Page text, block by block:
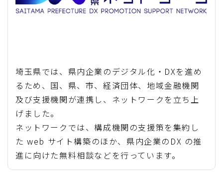
埼玉県では、県内企業のデジタル化・DXを進め
るため、国、県、市、経済団体、地域金融機関
及び支援機関が連携し、ネットワークを立ち上
げました。
ネットワークでは、構成機関の支援策を集約し
た web サイト構築のほか、県内企業のDX の推
進に向けた無料相談などを行っています。